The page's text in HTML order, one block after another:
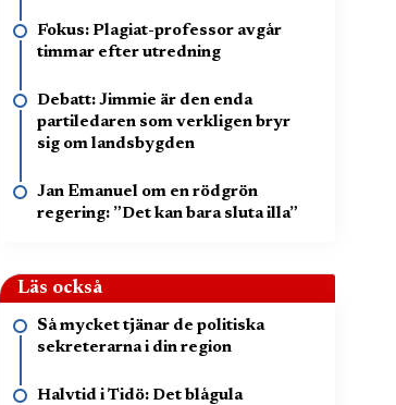
Fokus: Plagiat-professor avgår
timmar efter utredning
Debatt: Jimmie är den enda
partiledaren som verkligen bryr
sig om landsbygden
Jan Emanuel om en rödgrön
regering: ”Det kan bara sluta illa”
Läs också
Så mycket tjänar de politiska
sekreterarna i din region
Halvtid i Tidö: Det blågula